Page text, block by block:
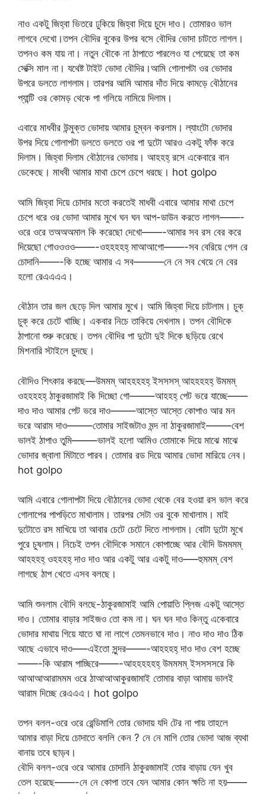
নাও একটু জিহ্বা ভিতরে ঢুকিয়ে জিহ্বা দিয়ে চুদে দাও। তোমারও ভাল
লাগবে দেখো।তপন বৌদির বুকের উপর বসে বৌদির ভোদা চাটতে লাগল।
তপনও কম যায় না। নতুন বৌকে না ঠাপাতে পারলেও যা পেয়েছে তা কম
সেক্সি মাল না। যথেষ্ট টাইট ভোদা বৌদির।আমি গোলাপটা ওর ভোদার
উপরে ডলতে লাগলাম। তারপর আমি আমার দাঁত দিয়ে কামড়ে বৌঠানের
প্যান্টি ওর কোমড় থেকে পা গলিয়ে নামিয়ে দিলাম।
এবারে মাধবীর উন্মুক্ত ভোদায় আমার চুম্বন করলাম। ল্যাংটো ভোদার
উপর দিয়ে গোলাপটা ডলতে ডলতে ওর পা দুটো আরও একটু ফাঁক করে
দিলাম। জিহ্বা দিলাম বৌঠানের ভোদায়। আহহহ্ রসে একেবারে বান
ডেকেছে। মাধবী আমার মাথা চেপে চেপে ধরছে। hot golpo
আমি জিহ্বা দিয়ে চোদার মতো করতেই মাধবী এবারে আমার মাথা চেপে
চেপে ধরে ওর ভোদা আমার মুখে ঘন ঘন আপ-ডাউন করতে লাগল——-
ওরে ওরে তঅঅঅমাল কি করেছো দেখো——-আমার সব রস বের করে
দিয়েছো গোওওওও——-ওহহহহহ্ মাআআগো——-সব বেরিয়ে গেল রে
চোদানি——-কি হচ্ছে আমার এ সব———নে নে সব খেয়ে নে বের
হলো রেএএএএ।
বৌঠান তার জল ছেড়ে দিল আমার মুখে। আমি জিহ্বা দিয়ে চাটলাম। চুক্
চুক্ করে চেটে খাচ্ছি। একবার নিচে তাকিয়ে দেখলাম। তপন বৌদিকে
ঠাপানো শুরু করেছে। তপন বৌদির পা দুটো দুই দিকে ছড়িয়ে রেখে
মিশনারি স্টাইলে চুদছে।
বৌদিও শিৎকার করছে—উমমম্ আহহহহহ্ ইসসসস্ আহহহহহ্ উমমম্
ওহহহহহ্ ঠাকুরজামাই কি দিচ্ছো গো——–আহহহ্ পেট ভরে যাচ্ছে——
দাও দাও আমার পেট ভরে দাও——–আস্তে আস্তে কোপাও আর মন
ভরে আরাম দাও——–তোমার সাইজটাও মন্দ না ঠাকুরজামাই——–বেশ
ভালই ঠাপাও তুমি——–ভালই হলো আমিও তোমাকে দিয়ে মাঝে মাঝে
ভোদার জ্বালা মিটাতে পারব। তোমার রড দিয়ে আমার ভোদা মারিয়ে নেব।
hot golpo
আমি এবারে গোলাপটা দিয়ে বৌঠানের ভোদা থেকে বের হওয়া রস ভাল করে
গোলাপের পাপড়িতে মাখালাম। তারপর সেটা ওর বুকে মাখালাম। মাই
দুটোতে রস মাখিয়ে তা আবার চেটে চেটে দিতে লাগলাম। বোটা দুটো মুখে
পুরে চুষলাম। নিচেই তপন বৌদিকে সমানে কোপাচ্ছে আর বৌদি উমমমম্
আহহহহ্ ওহহহহ্ দাও দাও আর একটু আর একটু দাও—–হুমমম্ বেশ
লাগছে ঠাপ খেতে এসব বলছে।
আমি শুনলাম বৌদি বলছে-ঠাকুরজামাই আমি পোয়াতি প্লিজ একটু আস্তে
দাও। তোমার বাড়ার সাইজও তো কম না। ঘন ঘন দাও কিন্তু একেবারে
ভোদার মাথায় গিয়ে যাতে ঘা না লাগে তেমনভাবে দাও। নাও দাও দাও ঠিক
আছে এভাবে দাও—–এইতো সুন্দর——-আহহহহ্ দাও দাও বেশ হচ্ছে
——-কি আরাম পাচ্ছিরে——-আহহহহহহ্ উমমমম্ ইসসসসরে কি
আআআআরামমম ওরে ঠাআআআকুরজামাই তোমার বাড়া আমায় ভালই
আরাম দিচ্ছে রেএএএ। hot golpo
তপন বলল-ওরে ওরে রেন্ডিমাগি তোর ভোদায় যদি টের না পায় তাহলে
আমার বাড়া দিয়ে চোদাতে বললি কেন ? নে নে মাগি তোর ভোদা আজ ব্যথা
বানায় তবে ছাড়ব।
বৌদি বলল-ওরে ওরে আমার চোদানি ঠাকুরজামাই তোর বাড়ায় যেন খুব
তেল হয়েছে——-নে নে কোপা তবে যেন আমার কোন ক্ষতি না হয়——